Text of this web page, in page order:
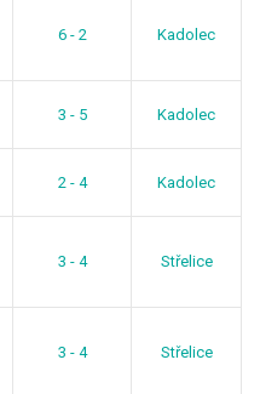
6 - 2 Kadolec
3 - 5 Kadolec
2 - 4 Kadolec
3 - 4 Střelice
3 - 4 Střelice